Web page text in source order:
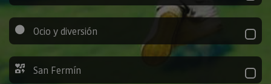
Ocio y diversión
San Fermín